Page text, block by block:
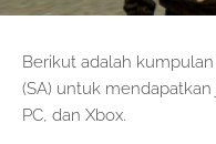
Berikut adalah
(SA) untuk mendapatkan
PC, dan Xbox.